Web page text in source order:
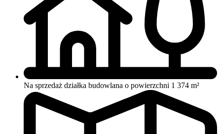
Na sprzedaż działka budowlana o powierzchni 1 374 m²